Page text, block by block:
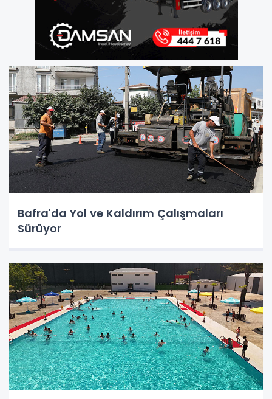
Bafra'da Yol ve Kaldırım Çalışmaları
Sürüyor